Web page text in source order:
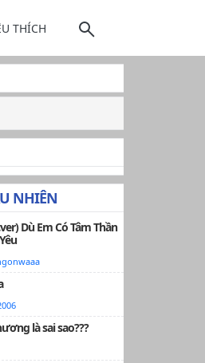
THÍCH
NHIÊN
Dù Em Có Tâm Thần
là sai sao???